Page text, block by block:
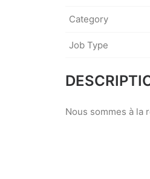
Category
Job Type
Nous sommes à la